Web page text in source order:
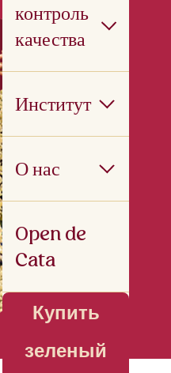
контроль
качества
Институт
О нас
Open de
Cata
Купить
зеленый